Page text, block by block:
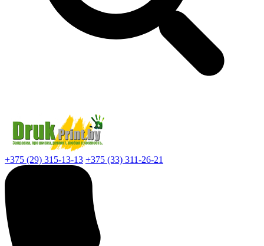
+375 (29) 315-13-13 +375 (33) 311-26-21